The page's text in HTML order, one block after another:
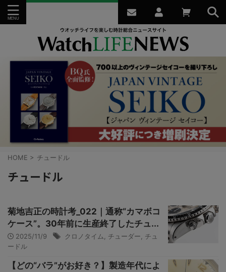
HOME > チュードル
チュードル
菊地吉正の時計考_022｜通称“カマボコ
ケース”。30年前に生産終了したチュ...
2025/11/9 クロノタイム チューダー
チュ
ードル
【どの“バラ”がお好き？】製造年代によ